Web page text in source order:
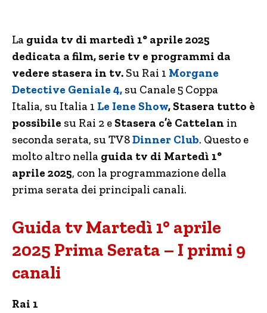
La guida tv di martedì 1° aprile 2025
dedicata a film, serie tv e programmi da
vedere stasera in tv. Su Rai 1 Morgane
Detective Geniale 4, su Canale 5 Coppa
Italia, su Italia 1 Le Iene Show, Stasera tutto è
possibile su Rai 2 e Stasera c’è Cattelan in
seconda serata, su TV8Dinner Club. Questo e
molto altro nella guida tv di Martedì 1°
aprile 2025, con la programmazione della
prima serata dei principali canali.
Guida tv Martedì 1° aprile
2025 Prima Serata – I primi 9
canali
Rai 1